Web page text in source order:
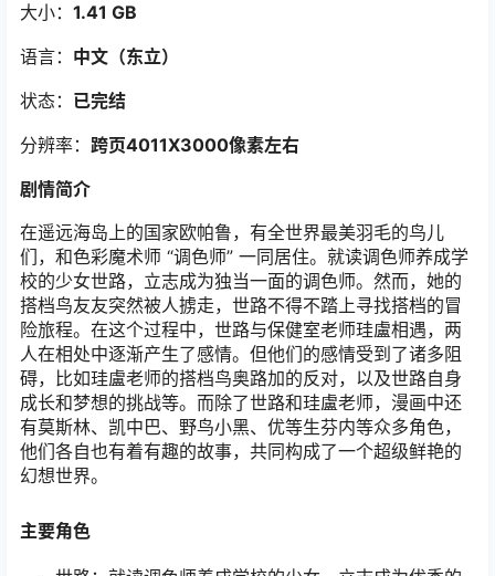
大小： 1.41 GB
语言： 中文（东立）
状态： 已完结
分辨率： 跨页4011X3000像素左右
剧情简介
在遥远海岛上的国家欧帕鲁，有全世界最美羽毛的鸟儿
们，和色彩魔术师 “调色师” 一同居住。就读调色师养成学
校的少女世路，立志成为独当一面的调色师。然而，她的
搭档鸟友友突然被人掳走，世路不得不踏上寻找搭档的冒
险旅程。在这个过程中，世路与保健室老师珪盧相遇，两
人在相处中逐渐产生了感情。但他们的感情受到了诸多阻
碍，比如珪盧老师的搭档鸟奥路加的反对，以及世路自身
成长和梦想的挑战等。而除了世路和珪盧老师，漫画中还
有莫斯林、凯中巴、野鸟小黑、优等生芬内等众多角色，
他们各自也有着有趣的故事，共同构成了一个超级鲜艳的
幻想世界。
主要角色